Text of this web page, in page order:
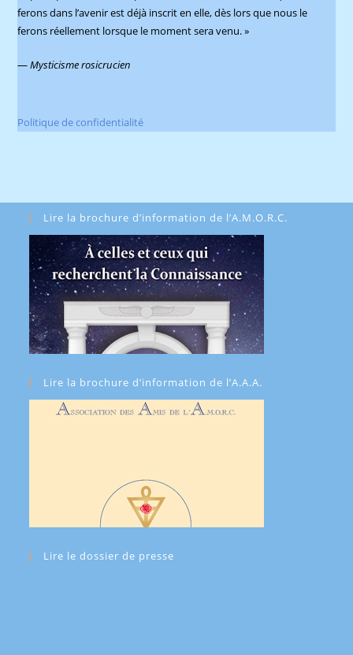
ferons dans l’avenir est déjà inscrit en elle, dès lors que nous le
ferons réellement lorsque le moment sera venu. »
—Mysticisme rosicrucien
Politique de confidentialité
Lire la brochure d’information de l’A.M.O.R.C.
Lire la brochure d’information de l’A.A.A.
Lire le dossier de presse